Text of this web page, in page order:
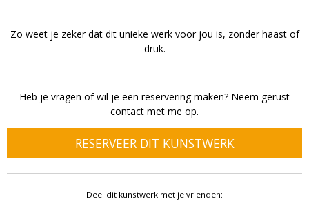
Zo weet je zeker dat dit unieke werk voor jou is, zonder haast of
druk.
Heb je vragen of wil je een reservering maken? Neem gerust
contact met me op.
RESERVEER DIT KUNSTWERK
Deel dit kunstwerk met je vrienden: